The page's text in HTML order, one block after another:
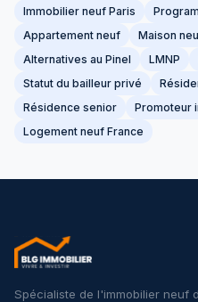
Immobilier neuf Paris
Appartement neuf
Maison
Alternatives au Pinel
LMNP
Statut du bailleur privé
Résidence senior
Promoteur
Logement neuf France
Spécialiste de l'immobilier neuf